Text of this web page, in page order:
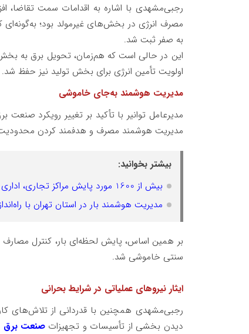
رجبی‌مشهدی با اشاره به اقدامات سمت تقاضا،
به صفر ثبت شد.
اولویت تأمین انرژی برای بخش تولید نیز حفظ شد.
مدیریت هوشمند به‌جای خاموشی
مدیرعامل توانیر با تأکید بر تغییر رویکرد
مدیریت هوشمند مصرف و هدفمند کردن
بیشتر بخوانید:
بیش از 1600 مورد پایش مراکز تجاری، اداری و مجتمع‌های بین‌راهی استان تهران در هفته سوم تیرماه
مدیریت هوشمند بار در استان تهران با راه‌اندازی قرارگاه ۲۴
بر همین اساس، پایش لحظه‌ای بار، کنترل مصارف
سنتی خاموشی شد.
ایثار نیروهای عملیاتی در شرایط بحرانی
رجبی‌مشهدی همچنین با قدردانی از تلاش‌های
دیدن بخشی از تأسیسات و تجهیزات صنعت برق